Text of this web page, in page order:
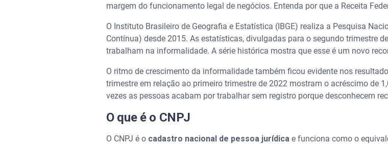
margem do funcionamento legal de negócios. Entenda por que a Receita
O Instituto Brasileiro de Geografia e Estatística (IBGE) realiza a Pesquisa
Contínua) desde 2015. As estatísticas, divulgadas para o segundo trimestre
trabalham na informalidade. A série histórica mostra que esse é um novo
O ritmo de crescimento da informalidade também ficou evidente nos
trimestre em relação ao primeiro trimestre de 2022 mostram o acréscimo de
vezes as pessoas acabam por trabalhar sem registro porque desconhecem
O que é o CNPJ
O CNPJ é o cadastro nacional de pessoa jurídica e funciona como o